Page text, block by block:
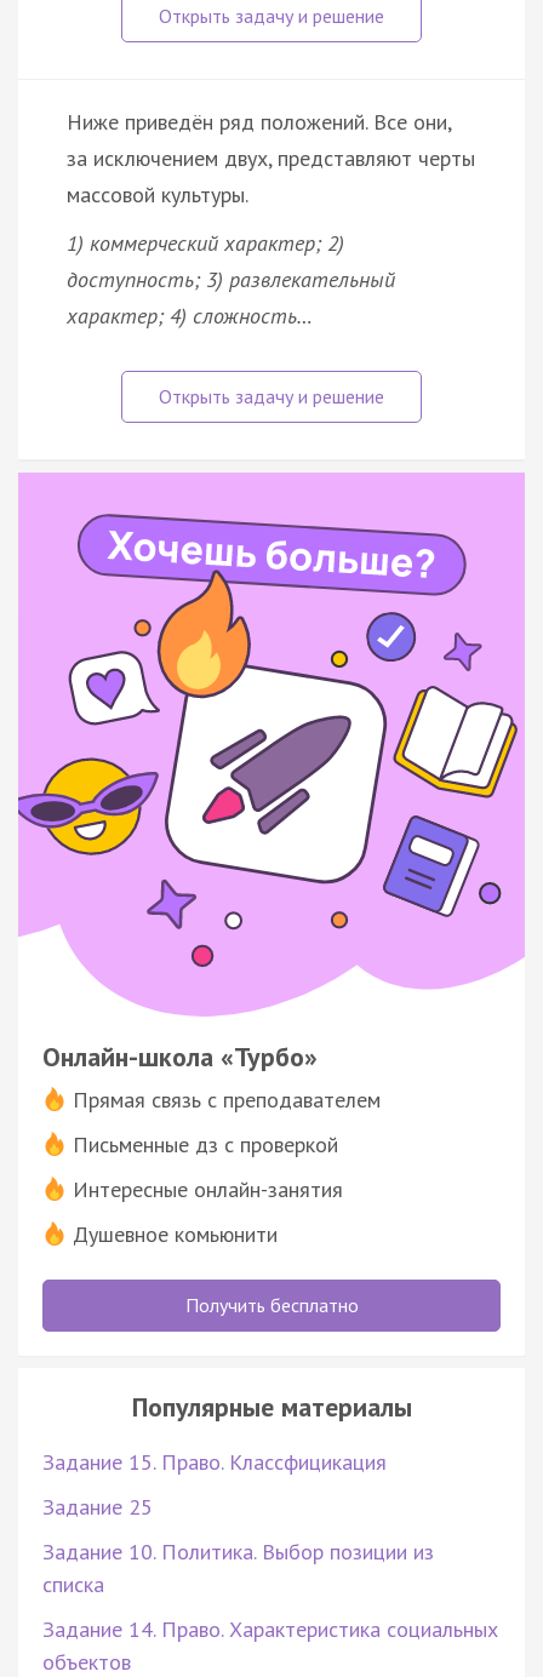
Ниже приведён ряд положений. Все они,
за исключением двух, представляют черты
массовой культуры.
1) коммерческий характер; 2)
доступность; 3) развлекательный
характер; 4) сложность…
Онлайн-школа «Турбо»
Прямая связь с преподавателем
Письменные дз с проверкой
Интересные онлайн-занятия
Душевное комьюнити
Получить бесплатно
Популярные материалы
Задание 15. Право. Классфицикация
Задание 25
Задание 10. Политика. Выбор позиции из
списка
Задание 14. Право. Характеристика социальных
объектов